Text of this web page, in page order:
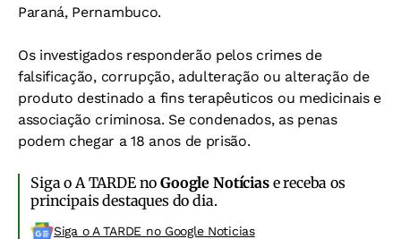
Paraná, Pernambuco.
Os investigados responderão pelos crimes de
falsificação, corrupção, adulteração ou alteração de
produto destinado a fins terapêuticos ou medicinais e
associação criminosa. Se condenados, as penas
podem chegar a 18 anos de prisão.
Siga o A TARDE noGoogle Notíciase receba os
principais destaques do dia.
Siga o A TARDE no Google Noticias